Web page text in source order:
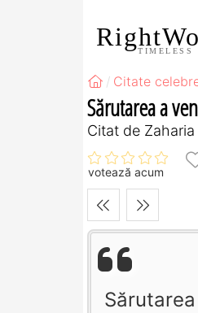
TIMELESS
Citate
Sărutarea a
Citat de
votează acum